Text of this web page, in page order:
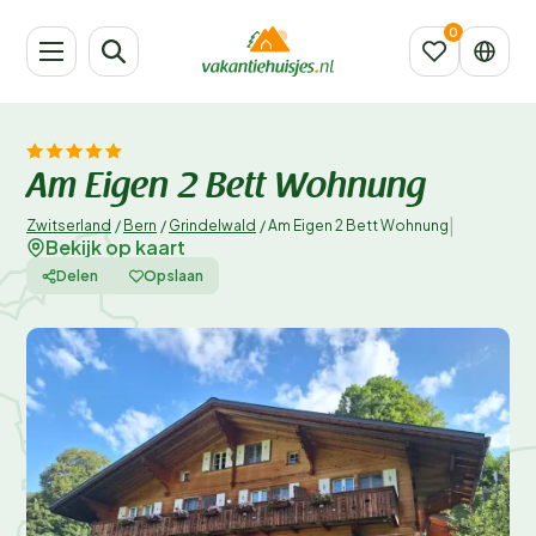
Am Eigen 2 Bett Wohnung
Zwitserland / Bern / Grindelwald /Am Eigen 2 Bett Wohnung
Bekijk op kaart
Delen Opslaan